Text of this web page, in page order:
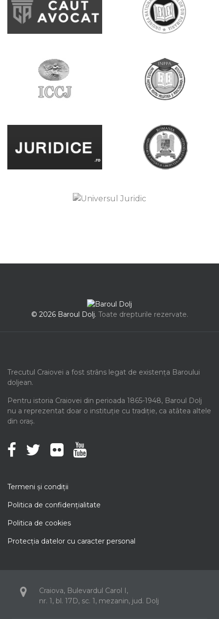
© 2026 Baroul Dolj. Toate drepturile rezervate.
Trecutul Craiovei a fost strâns legat de existența Baroului
doljean.
Pentru istoria Craiovei din perioada 1865-1948, Baroul Dolj
nu a reprezentat doar o instituție cu tradiție, ca atâtea altele
din oraș.
Termeni şi condiţii
Politica de confidenţialitate
Politica de cookies
Protecţia datelor cu caracter personal
Craiova, Bulevardul Carol I,
nr. 1, bl. 17D, sc. 1, mezanin, jud. Dolj